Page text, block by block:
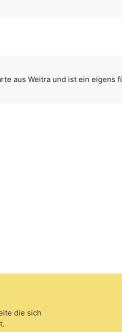
aus Weitra und ist ein eigens
die sich